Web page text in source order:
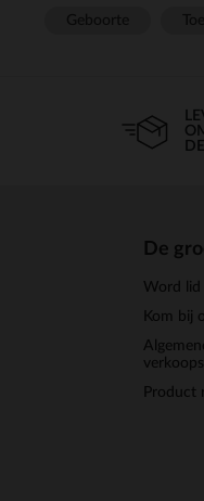
De
Word lid
Kom bij
Product